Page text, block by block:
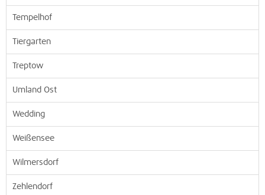
Tempelhof
Tiergarten
Treptow
Umland Ost
Wedding
Weißensee
Wilmersdorf
Zehlendorf